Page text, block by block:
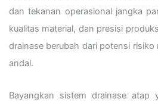
dan tekanan operasional jangka
kualitas material, dan presisi
drainase berubah dari potensi
andal.
Bayangkan sistem drainase atap